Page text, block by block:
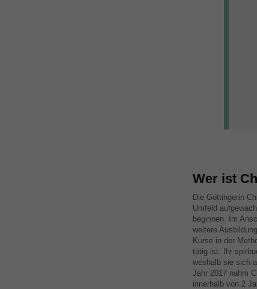
Wer ist
Die Göttingerin
Umfeld
beginnen. Im
weitere
Kurse in der
tätig ist. Ihr
weshalb sie sich
Jahr 2017 nahm
innerhalb von 2